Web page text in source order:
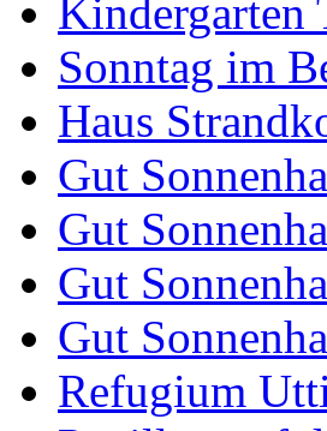
Kindergarten
Sonntag im
Haus
Gut
Gut
Gut
Gut
Refugium